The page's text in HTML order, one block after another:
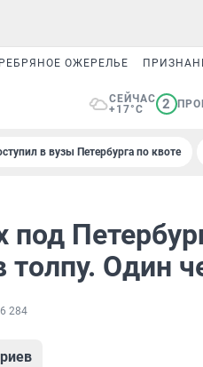
ОЖЕРЕЛЬЕ
СЕЙЧАС
+17°C
2
в вузы Петербурга по квоте
под
толпу. Один
284